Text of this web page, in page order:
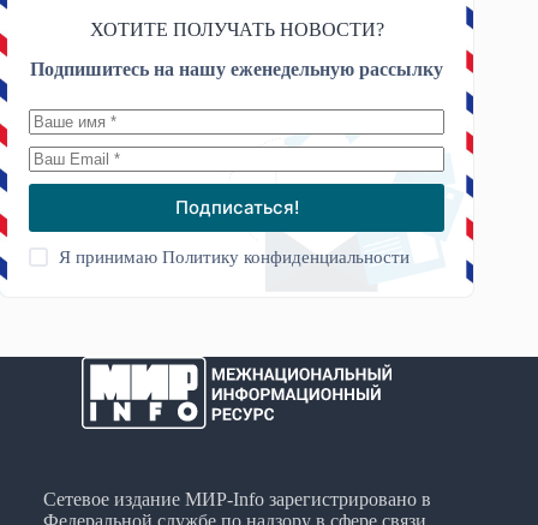
ХОТИТЕ ПОЛУЧАТЬ НОВОСТИ?
Подпишитесь на нашу еженедельную рассылку
Подписаться!
Я принимаюПолитику конфиденциальности
Сетевое издание МИР-Info зарегистрировано в
Федеральной службе по надзору в сфере связи,